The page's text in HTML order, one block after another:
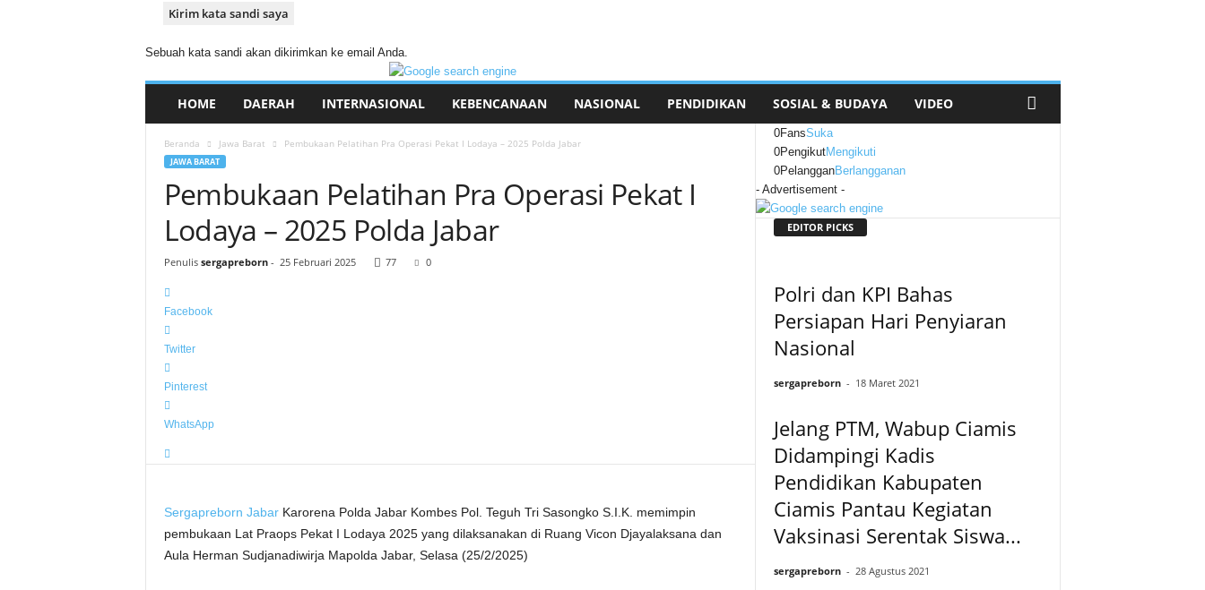
Sebuah kata sandi akan dikirimkan ke email Anda.
HOME DAERAH INTERNASIONAL KEBENCANAAN NASIONAL PENDIDIKAN SOSIAL & BUDAYA VIDEO
Beranda Jawa Barat Pembukaan Pelatihan Pra Operasi Pekat I Lodaya – 2025 Polda Jabar
JAWA BARAT
Pembukaan Pelatihan Pra Operasi Pekat I
Lodaya – 2025 Polda Jabar
Penulis sergapreborn- 25 Februari 2025 77 0
Facebook
Twitter
Pinterest
WhatsApp
Sergapreborn JabarKarorena Polda Jabar Kombes Pol. Teguh Tri Sasongko S.I.K. memimpin
pembukaan Lat Praops Pekat I Lodaya 2025 yang dilaksanakan di Ruang Vicon Djayalaksana dan
Aula Herman Sudjanadiwirja Mapolda Jabar, Selasa (25/2/2025)
0FansSuka
0PengikutMengikuti
0PelangganBerlangganan
- Advertisement -
EDITOR PICKS
Polri dan KPI Bahas
Persiapan Hari Penyiaran
Nasional
sergapreborn - 18 Maret 2021
Jelang PTM, Wabup Ciamis
Didampingi Kadis
Pendidikan Kabupaten
Ciamis Pantau Kegiatan
Vaksinasi Serentak Siswa...
sergapreborn - 28 Agustus 2021